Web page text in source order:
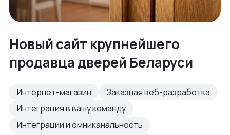
Новый сайт крупнейшего
продавца дверей Беларуси
Интернет-магазин
Заказная веб-разработка
Интеграция в вашу команду
Интеграции и омниканальность